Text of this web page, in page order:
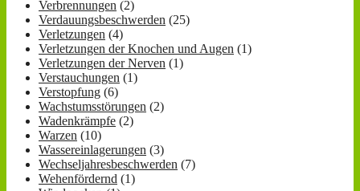
Verbrennungen (2)
Verdauungsbeschwerden (25)
Verletzungen (4)
Verletzungen der Knochen und Augen (1)
Verletzungen der Nerven (1)
Verstauchungen (1)
Verstopfung (6)
Wachstumsstörungen (2)
Wadenkrämpfe (2)
Warzen (10)
Wassereinlagerungen (3)
Wechseljahresbeschwerden (7)
Wehenfördernd (1)